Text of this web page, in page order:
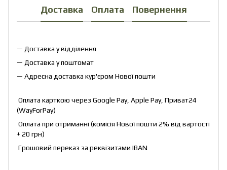
Доставка Оплата Повернення
— Доставка у відділення
— Доставка у поштомат
— Адресна доставка кур'єром Нової пошти
Оплата карткою через Google Pay, Apple Pay, Приват24
(WayForPay)
Оплата при отриманні (комісія Нової пошти 2% від вартості
+ 20 грн)
Грошовий переказ за реквізитами IBAN